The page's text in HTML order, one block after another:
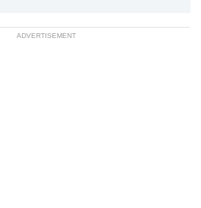
ADVERTISEMENT